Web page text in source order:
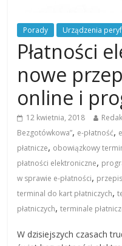
Porady Urządzenia
Płatności
nowe
online i
12 kwietnia, 2018
Bezgotówkowa”, e-płatność,
płatnicze, obowiązkowy
płatności elektroniczne,
w sprawie e-płatności,
terminal do kart płatniczych,
płatniczych,terminale
W dzisiejszych czasach